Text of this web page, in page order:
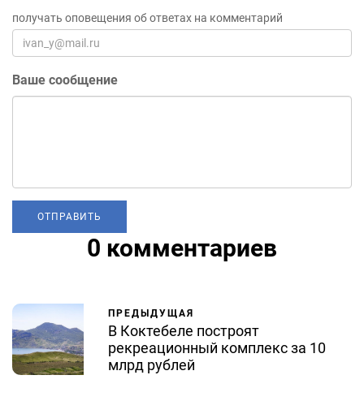
получать оповещения об ответах на комментарий
Ваше сообщение
0 комментариев
ПРЕДЫДУЩАЯ
В Коктебеле построят
рекреационный комплекс за 10
млрд рублей